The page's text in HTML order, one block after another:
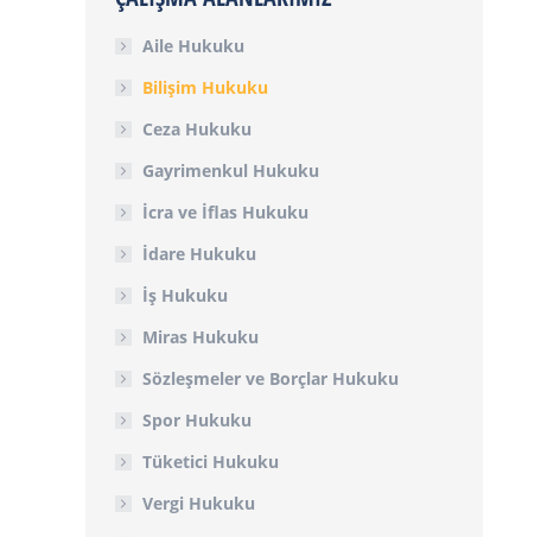
Aile Hukuku
Bilişim Hukuku
Ceza Hukuku
Gayrimenkul Hukuku
İcra ve İflas Hukuku
İdare Hukuku
İş Hukuku
Miras Hukuku
Sözleşmeler ve Borçlar Hukuku
Spor Hukuku
Tüketici Hukuku
Vergi Hukuku